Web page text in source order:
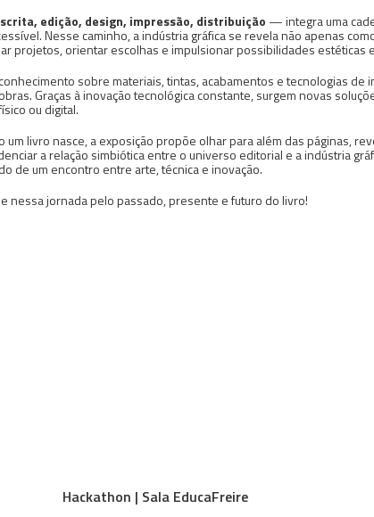
edição, design, impressão, distribuição — integra uma
Nesse caminho, a indústria gráfica se revela não apenas
projetos, orientar escolhas e impulsionar possibilidades estéticas
sobre materiais, tintas, acabamentos e tecnologias
Graças à inovação tecnológica constante, surgem novas
ou digital.
livro nasce, a exposição propõe olhar para além das páginas,
a relação simbiótica entre o universo editorial e a indústria
de um encontro entre arte, técnica e inovação.
nessa jornada pelo passado, presente e futuro do livro!
Hackathon | Sala EducaFreire